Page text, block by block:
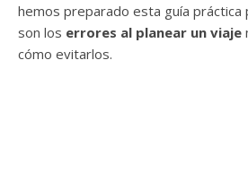
hemos preparado esta guía práctica
son los errores al planear un viaje
cómo evitarlos.